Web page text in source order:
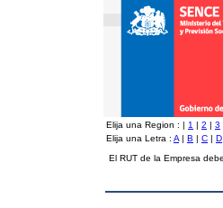
Elija una Region : | 1 | 2 | 3
Elija una Letra : A | B | C | D
El RUT de la Empresa